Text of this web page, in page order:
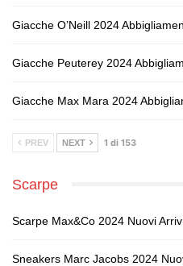
Giacche O’Neill 2024
Giacche Peuterey 2024
Giacche Max Mara 2024
PREV NEXT 1 di 153
Scarpe
Scarpe Max&Co 2024 Nuovi
Sneakers Marc Jacobs 2024